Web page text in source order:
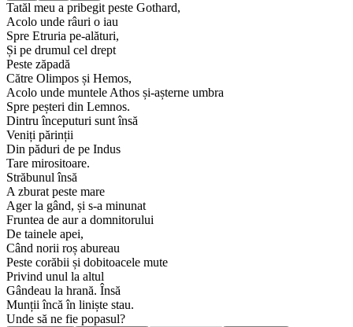
Tatăl meu a pribegit peste Gothard,
Acolo unde râuri o iau
Spre Etruria pe-alături,
Și pe drumul cel drept
Peste zăpadă
Către Olimpos și Hemos,
Acolo unde muntele Athos și-așterne umbra
Spre peșteri din Lemnos.
Dintru începuturi sunt însă
Veniți părinții
Din păduri de pe Indus
Tare mirositoare.
Străbunul însă
A zburat peste mare
Ager la gând, și s-a minunat
Fruntea de aur a domnitorului
De tainele apei,
Când norii roș abureau
Peste corăbii și dobitoacele mute
Privind unul la altul
Gândeau la hrană. Însă
Munții încă în liniște stau.
Unde să ne fie popasul?